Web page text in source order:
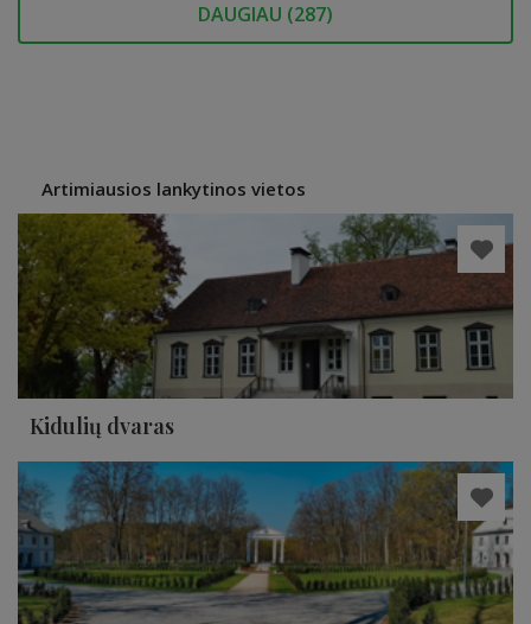
DAUGIAU (287)
Artimiausios lankytinos vietos
Kidulių dvaras